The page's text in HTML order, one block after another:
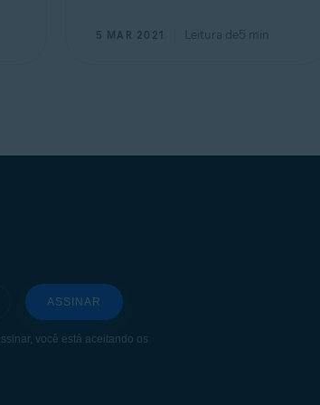
5 MAR 2021 Leitura de5 min